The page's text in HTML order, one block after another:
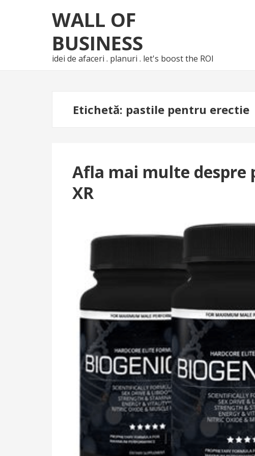
to
to
WALL OF
BUSINESS
idei de afaceri . planuri . let's boost the ROI
Etichetă: pastile pentru erectie
Afla mai multe despre
XR